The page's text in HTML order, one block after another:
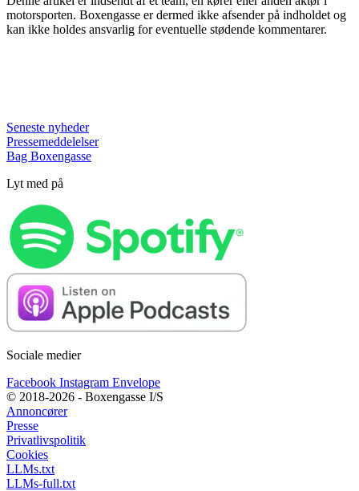
motorsporten. Boxengasse er dermed ikke afsender på indholdet og
kan ikke holdes ansvarlig for eventuelle stødende kommentarer.
Seneste nyheder
Pressemeddelelser
Bag Boxengasse
Lyt med på
Sociale medier
Facebook Instagram Envelope
© 2018-2026 - Boxengasse I/S
Annoncører
Presse
Privatlivspolitik
Cookies
LLMs.txt
LLMs-full.txt